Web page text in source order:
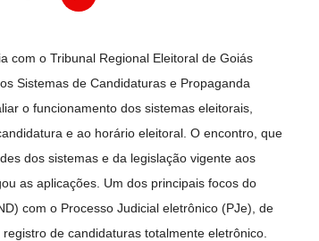
com o Tribunal Regional Eleitoral de Goiás
Sistemas de Candidaturas e Propaganda
o funcionamento dos sistemas eleitorais,
e ao horário eleitoral. O encontro, que
dos sistemas e da legislação vigente aos
as aplicações. Um dos principais focos do
com o Processo Judicial eletrônico (PJe), de
de candidaturas totalmente eletrônico.